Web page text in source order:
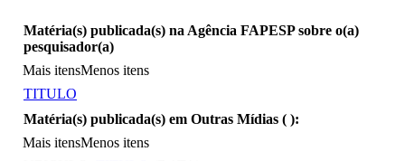
Matéria(s) publicada(s) na Agência FAPESP sobre o(a)
pesquisador(a)
Mais itensMenos itens
TITULO
Matéria(s) publicada(s) em Outras Mídias ( ):
Mais itensMenos itens